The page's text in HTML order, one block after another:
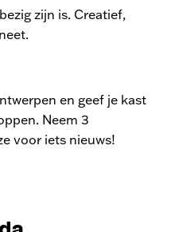
zijn is. Creatief,
en geef je kast
Neem 3
voor iets nieuws!